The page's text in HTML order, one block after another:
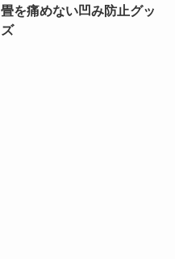
畳を痛めない凹み防止グッ
ズ